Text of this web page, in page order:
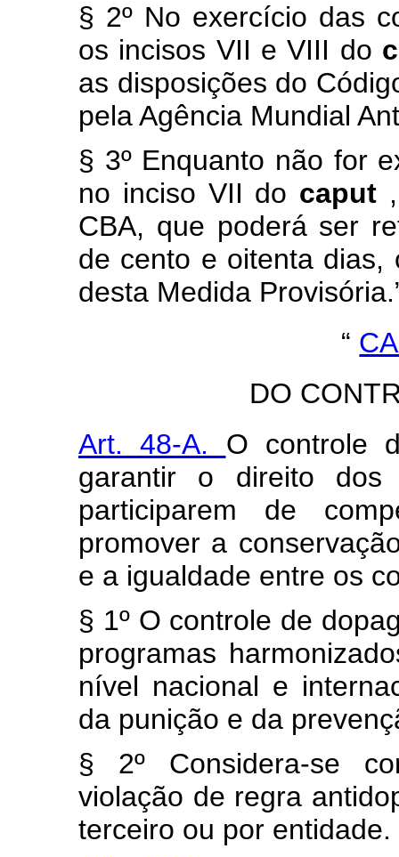
§ 2º No exercício das
os incisos VII e VIII do
as disposições do
pela Agência Mundial
§ 3º Enquanto não for
no inciso VII do caput
CBA, que poderá ser
de cento e oitenta dias,
desta Medida
“
DO
Art. 48-A. O controle
garantir o direito
participarem de
promover a
e a igualdade entre os
§ 1º O controle de
programas
nível nacional e
da punição e da
§ 2º Considera-se
violação de regra
terceiro ou por entidade.